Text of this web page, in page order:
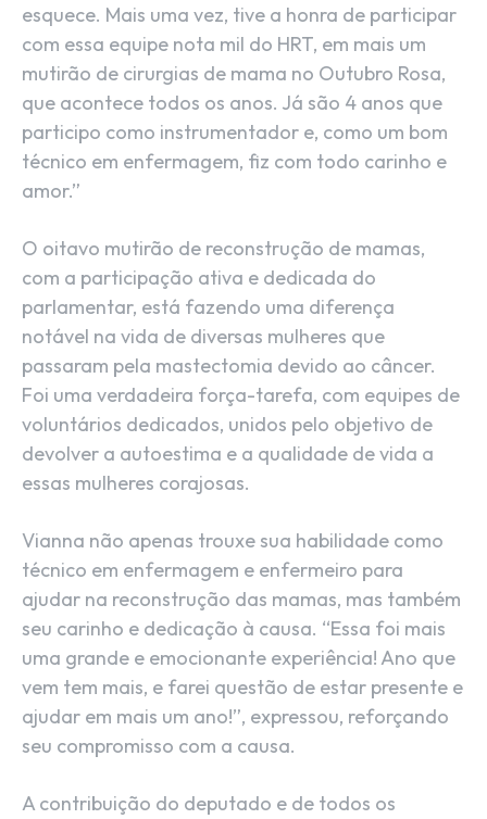
esquece. Mais uma vez, tive a honra de participar
com essa equipe nota mil do HRT, em mais um
mutirão de cirurgias de mama no Outubro Rosa,
que acontece todos os anos. Já são 4 anos que
participo como instrumentador e, como um bom
técnico em enfermagem, fiz com todo carinho e
amor.”
O oitavo mutirão de reconstrução de mamas,
com a participação ativa e dedicada do
parlamentar, está fazendo uma diferença
notável na vida de diversas mulheres que
passaram pela mastectomia devido ao câncer.
Foi uma verdadeira força-tarefa, com equipes de
voluntários dedicados, unidos pelo objetivo de
devolver a autoestima e a qualidade de vida a
essas mulheres corajosas.
Vianna não apenas trouxe sua habilidade como
técnico em enfermagem e enfermeiro para
ajudar na reconstrução das mamas, mas também
seu carinho e dedicação à causa. “Essa foi mais
uma grande e emocionante experiência! Ano que
vem tem mais, e farei questão de estar presente e
ajudar em mais um ano!”, expressou, reforçando
seu compromisso com a causa.
A contribuição do deputado e de todos os